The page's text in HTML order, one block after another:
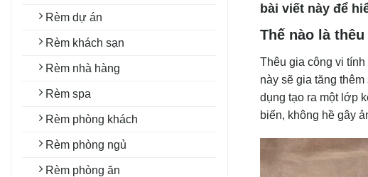
Rèm dự án
Rèm khách sạn
Rèm nhà hàng
Rèm spa
Rèm phòng khách
Rèm phòng ngủ
Rèm phòng ăn
bài viết này để
Thế nào là
Thêu gia công vi
này sẽ gia tăng
dụng tạo ra một lớp
biến, không hề gây